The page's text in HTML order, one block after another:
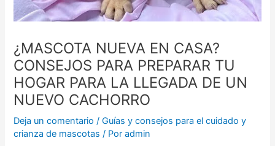
¿MASCOTA NUEVA EN CASA?
CONSEJOS PARA PREPARAR TU
HOGAR PARA LA LLEGADA DE UN
NUEVO CACHORRO
Deja un comentario /Guías y consejos para el cuidado y
crianza de mascotas / Poradmin